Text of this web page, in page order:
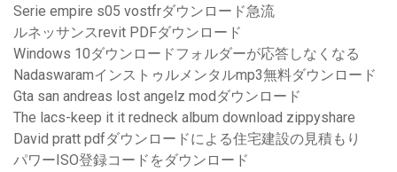
Serie empire s05 vostfrダウンロード急流
ルネッサンスrevit PDFダウンロード
Windows 10ダウンロードフォルダーが応答しなくなる
Nadaswaramインストゥルメンタルmp3無料ダウンロード
Gta san andreas lost angelz modダウンロード
The lacs-keep it it redneck album download zippyshare
David pratt pdfダウンロードによる住宅建設の見積もり
パワーISO登録コードをダウンロード